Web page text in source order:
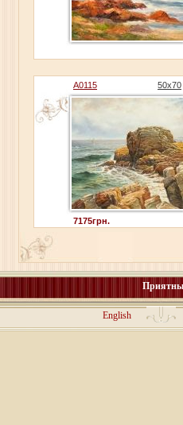
A0115 50x70
7175грн.
English